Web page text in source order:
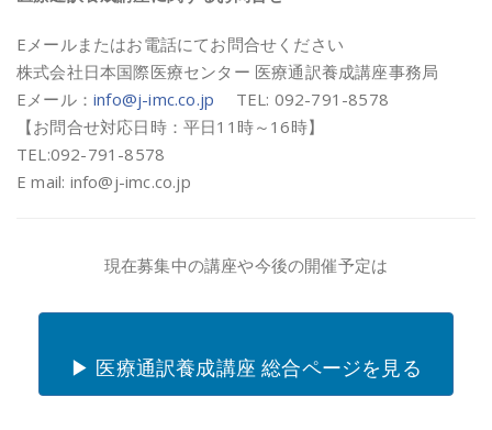
Eメールまたはお電話にてお問合せください
株式会社日本国際医療センター 医療通訳養成講座事務局
Eメール： info@j-imc.co.jp TEL: 092-791-8578
【お問合せ対応日時：平日11時～16時】
TEL:092-791-8578
E mail: info@j-imc.co.jp
現在募集中の講座や今後の開催予定は
▶ 医療通訳養成講座 総合ページを見る